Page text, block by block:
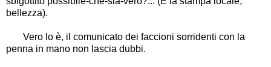
bellezza).
Vero lo è, il comunicato dei faccioni sorridenti con la
penna in mano non lascia dubbi.